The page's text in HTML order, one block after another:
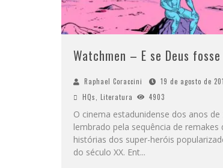
Watchmen – E se Deus
Raphael Coraccini
19 de agosto de
HQs
Literatura 4903
O cinema estadunidense dos anos de
lembrado pela sequência de remakes
histórias dos super-heróis
do século XX. Ent...